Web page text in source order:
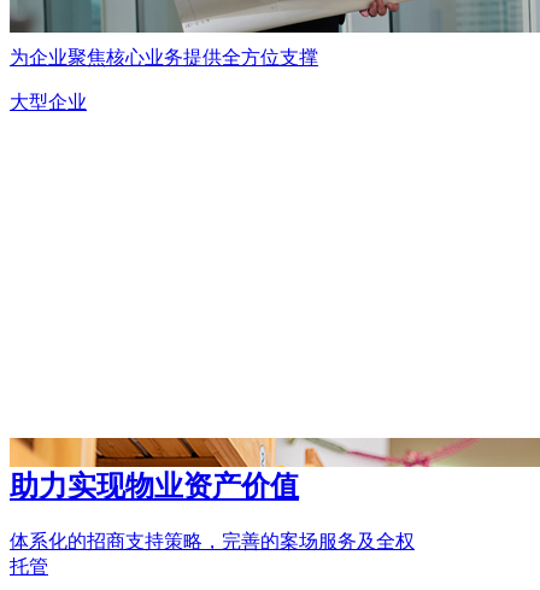
本，增进员工满意度
为企业聚焦核心业务提供全方位支撑
大型企业
助力实现物业资产价值
体系化的招商支持策略，完善的案场服务及全权
托管